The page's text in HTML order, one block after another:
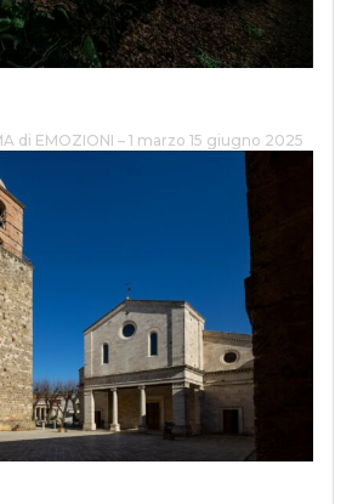
di EMOZIONI – 1 marzo 15 giugno 2025